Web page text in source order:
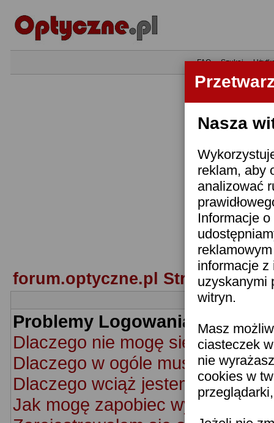
Nasza
reklam, aby
analizować
Informacje
informacje z
uzyskanymi
witryn.
Masz
ciasteczek
nie
cookies w
•FAQ•Szukaj•
forum.optyczne.pl Strona
Problemy Logowania i
Dlaczego nie mogę się
Dlaczego w ogóle muszę się
Dlaczego wciąż jestem
Jak mogę zapobiec